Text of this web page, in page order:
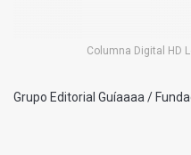
Columna Digital HD
Grupo Editorial Guíaaaa /